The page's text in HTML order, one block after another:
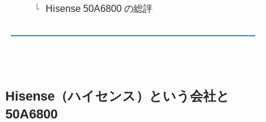
Hisense 50A6800 の総評
Hisense（ハイセンス）という会社と
50A6800